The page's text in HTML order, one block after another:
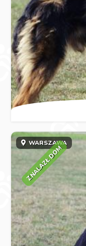
WARSZAWA
ZNALAZŁ DOM